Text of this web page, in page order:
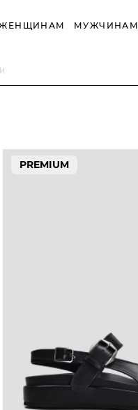
МУЖЧИНАМ
PREMIUM